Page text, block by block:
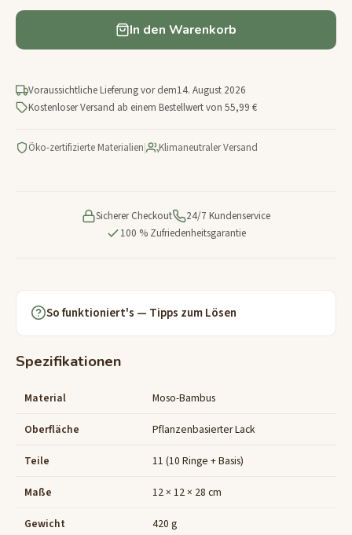
In den Warenkorb
Voraussichtliche Lieferung vor dem14. August 2026
Kostenloser Versand ab einem Bestellwert von 55,99 €
Öko-zertifizierte Materialien| Klimaneutraler Versand
Sicherer Checkout
24/7 Kundenservice
100 % Zufriedenheitsgarantie
So funktioniert's — Tipps zum Lösen
Spezifikationen
Material Moso-Bambus
Oberfläche Pflanzenbasierter Lack
Teile 11 (10 Ringe + Basis)
Maße 12 × 12 × 28 cm
Gewicht 420 g